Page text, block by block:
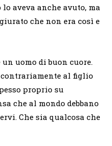
aveva anche avuto, ma
che non era così e
uomo di buon cuore.
al figlio
proprio su
che al mondo debbano
Che sia qualcosa che